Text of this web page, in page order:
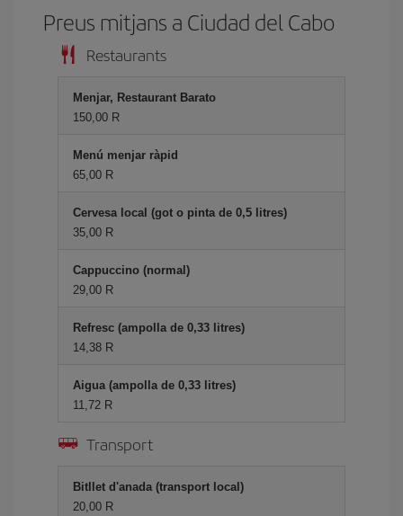
Preus mitjans a Ciudad del Cabo
Restaurants
Menjar, Restaurant Barato
150,00 R
Menú menjar ràpid
65,00 R
Cervesa local (got o pinta de 0,5 litres)
35,00 R
Cappuccino (normal)
29,00 R
Refresc (ampolla de 0,33 litres)
14,38 R
Aigua (ampolla de 0,33 litres)
11,72 R
Transport
Bitllet d'anada (transport local)
20,00 R